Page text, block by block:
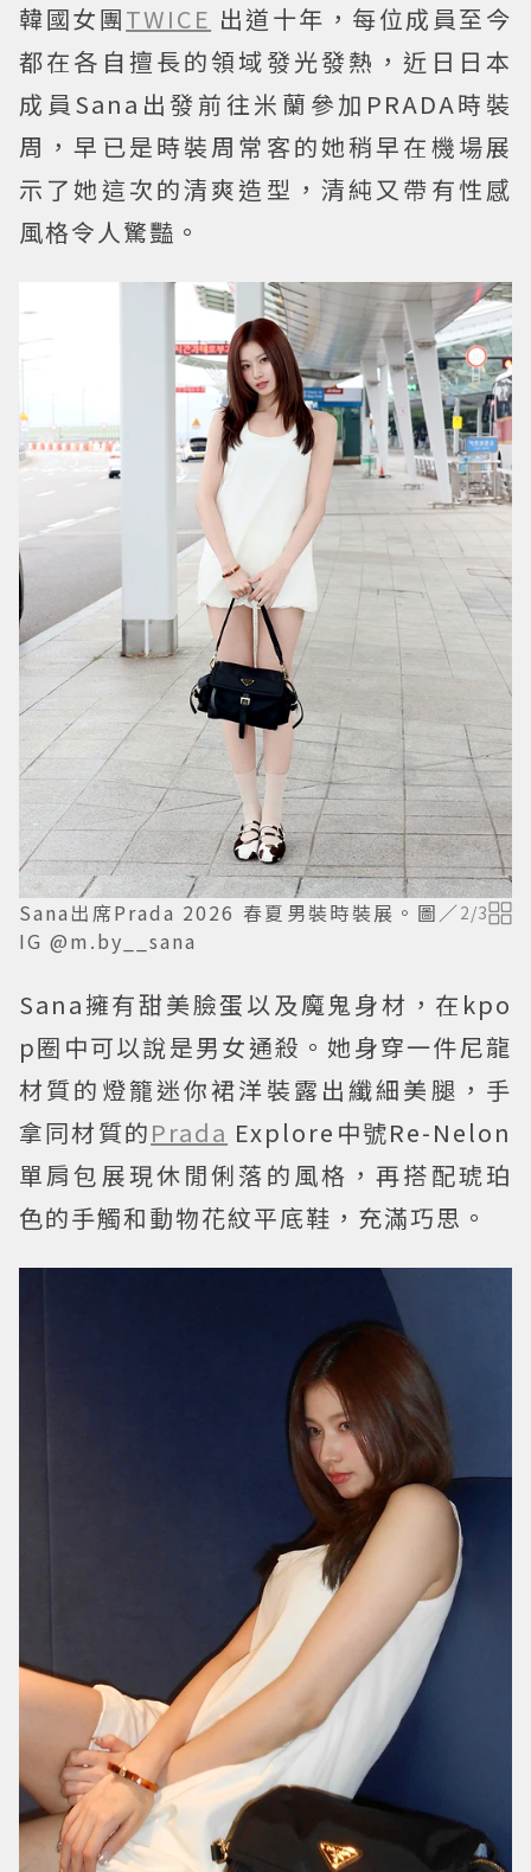
韓國女團TWICE 出道十年，每位成員至今
都在各自擅長的領域發光發熱，近日日本
成員Sana出發前往米蘭參加PRADA時裝
周，早已是時裝周常客的她稍早在機場展
示了她這次的清爽造型，清純又帶有性感
風格令人驚豔。
Sana出席Prada 2026 春夏男裝時裝展。圖／
IG @m.by__sana
2/3
Sana擁有甜美臉蛋以及魔鬼身材，在kpo
p圈中可以說是男女通殺。她身穿一件尼龍
材質的燈籠迷你裙洋裝露出纖細美腿，手
拿同材質的Prada Explore中號Re-Nelon
單肩包展現休閒俐落的風格，再搭配琥珀
色的手觸和動物花紋平底鞋，充滿巧思。